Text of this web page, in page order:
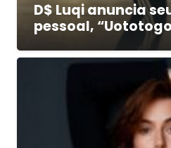
D$ Luqi anuncia
pessoal,